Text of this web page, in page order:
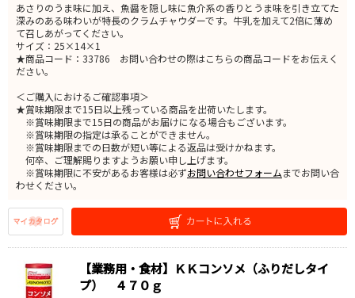
あさりのうま味に加え、魚醤を隠し味に魚介系の香りとうま味を引き立てた
深みのある味わいが特長のクラムチャウダーです。牛乳を加えて2倍に薄め
て召しあがってください。
サイズ：25×14×1
★商品コード：33786 お問い合わせの際はこちらの商品コードをお伝えく
ださい。
＜ご購入におけるご確認事項＞
★賞味期限まで15日以上残っている商品を出荷いたします。
※賞味期限まで15日の商品がお届けになる場合もございます。
※賞味期限の指定は承ることができません。
※賞味期限までの日数が短い等による返品は受けかねます。
何卒、ご理解賜りますようお願い申し上げます。
※賞味期限に不安があるお客様は必ずお問い合わせフォームまでお問い合
わせください。
【業務用・食材】ＫＫコンソメ（ふりだしタイ
プ） ４７０ｇ